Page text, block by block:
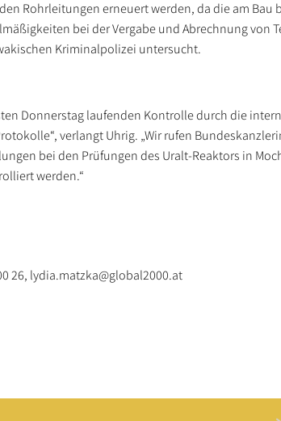
Rohrleitungen erneuert werden, da die am Bau
bei der Vergabe und Abrechnung von
Kriminalpolizei untersucht.
Donnerstag laufenden Kontrolle durch die
verlangt Uhrig. „Wir rufen
bei den Prüfungen des Uralt-Reaktors in
werden.“
26, lydia.matzka@global2000.at